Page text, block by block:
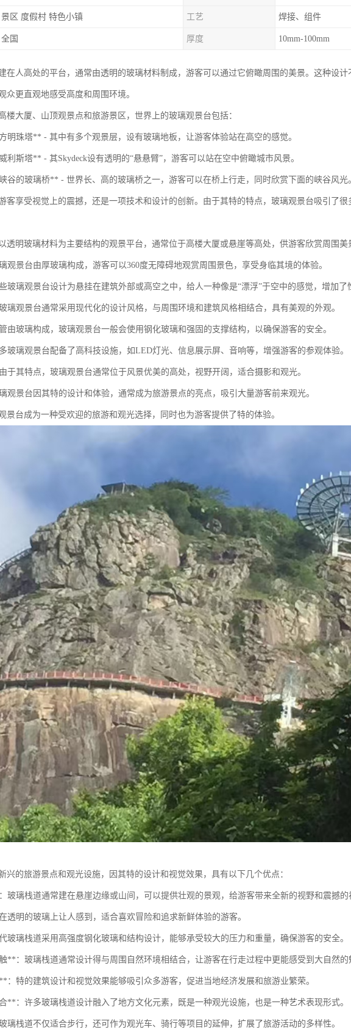
景区 度假村 特色小镇 工艺 焊接、组件
全国 厚度 10mm-100mm
在人高处的平台，通常由透明的玻璃材料制成，游客可以通过它俯瞰周围的美景。这种设
众更直观地感受高度和周围环境。
楼大厦、山顶观景点和旅游景区，世界上的玻璃观景台包括：
明珠塔** - 其中有多个观景层，设有玻璃地板，让游客体验站在高空的感觉。
利斯塔** - 其Skydeck设有透明的“悬悬臂”，游客可以站在空中俯瞰城市风景。
谷的玻璃桥** - 世界长、高的玻璃桥之一，游客可以在桥上行走，同时欣赏下面的峡谷风光
客享受视觉上的震撼，还是一项技术和设计的创新。由于其特的特点，玻璃观景台吸引了
透明玻璃材料为主要结构的观景平台，通常位于高楼大厦或悬崖等高处，供游客欣赏周围美
观景台由厚玻璃构成，游客可以360度无障碍地观赏周围景色，享受身临其境的体验。
玻璃观景台设计为悬挂在建筑外部或高空之中，给人一种像是“漂浮”于空中的感觉，增加了
璃观景台通常采用现代化的设计风格，与周围环境和建筑风格相结合，具有美观的外观。
由玻璃构成，玻璃观景台一般会使用钢化玻璃和强固的支撑结构，以确保游客的安全。
玻璃观景台配备了高科技设施，如LED灯光、信息展示屏、音响等，增强游客的参观体验。
于其特点，玻璃观景台通常位于风景优美的高处，视野开阔，适合摄影和观光。
观景台因其特的设计和体验，通常成为旅游景点的亮点，吸引大量游客前来观光。
景台成为一种受欢迎的旅游和观光选择，同时也为游客提供了特的体验。
兴的旅游景点和观光设施，因其特的设计和视觉效果，具有以下几个优点：
玻璃栈道通常建在悬崖边缘或山间，可以提供壮观的景观，给游客带来全新的视野和震撼的
透明的玻璃上让人感到，适合喜欢冒险和追求新鲜体验的游客。
玻璃栈道采用高强度钢化玻璃和结构设计，能够承受较大的压力和重量，确保游客的安全。
**：玻璃栈道通常设计得与周围自然环境相结合，让游客在行走过程中更能感受到大自然的
：特的建筑设计和视觉效果能够吸引众多游客，促进当地经济发展和旅游业繁荣。
**：许多玻璃栈道设计融入了地方文化元素，既是一种观光设施，也是一种艺术表现形式。
璃栈道不仅适合步行，还可作为观光车、骑行等项目的延伸，扩展了旅游活动的多样性。